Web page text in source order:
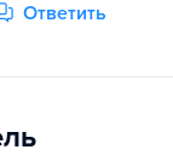
Ответить